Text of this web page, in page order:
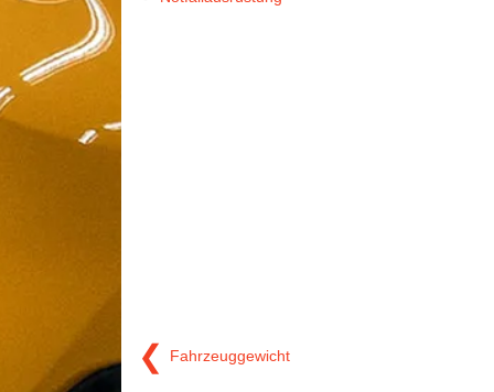
❮ Fahrzeuggewicht